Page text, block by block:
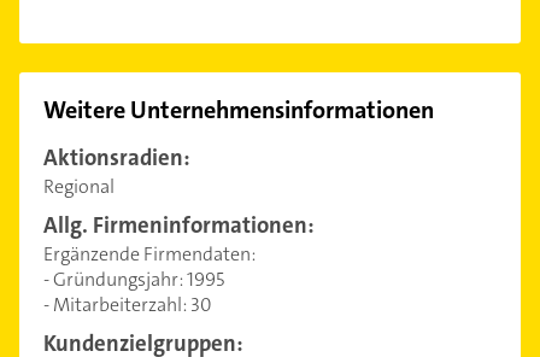
Weitere Unternehmensinformationen
Aktionsradien:
Regional
Allg. Firmeninformationen:
Ergänzende Firmendaten:
- Gründungsjahr: 1995
- Mitarbeiterzahl: 30
Kundenzielgruppen: